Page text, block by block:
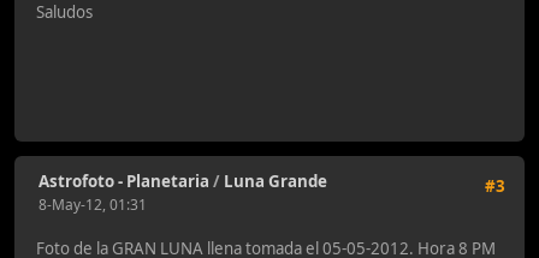
Saludos
#3
Astrofoto - Planetaria / Luna Grande
8-May-12, 01:31
Foto de la GRAN LUNA llena tomada el 05-05-2012. Hora 8 PM